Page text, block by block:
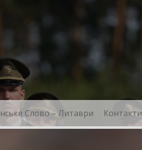
Слово – Литаври Контакти